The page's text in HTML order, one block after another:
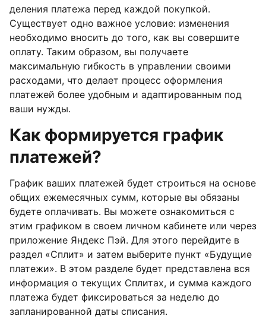
деления платежа перед каждой покупкой.
Существует одно важное условие: изменения
необходимо вносить до того, как вы совершите
оплату. Таким образом, вы получаете
максимальную гибкость в управлении своими
расходами, что делает процесс оформления
платежей более удобным и адаптированным под
ваши нужды.
Как формируется график
платежей?
График ваших платежей будет строиться на основе
общих ежемесячных сумм, которые вы обязаны
будете оплачивать. Вы можете ознакомиться с
этим графиком в своем личном кабинете или через
приложение Яндекс Пэй. Для этого перейдите в
раздел «Сплит» и затем выберите пункт «Будущие
платежи». В этом разделе будет представлена вся
информация о текущих Сплитах, и сумма каждого
платежа будет фиксироваться за неделю до
запланированной даты списания.